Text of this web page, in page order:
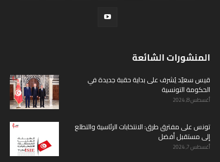
المنشورات الشائعة
قيس سعيّد يُشرف على بداية حقبة جديدة في
الحكومة التونسية
أغسطس 8, 2024
تونس على مفترق طرق: الانتخابات الرئاسية والتطلع
إلى مستقبل أفضل
أغسطس 7, 2024